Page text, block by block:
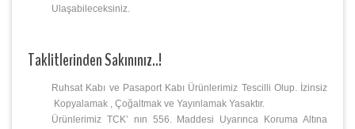
Ulaşabileceksiniz.
Taklitlerinden Sakınınız..!
Ruhsat Kabı ve Pasaport Kabı Ürünlerimiz Tescilli Olup. İzinsiz
Kopyalamak , Çoğaltmak ve Yayınlamak Yasaktır.
Ürünlerimiz TCK’ nın 556. Maddesi Uyarınca Koruma Altına